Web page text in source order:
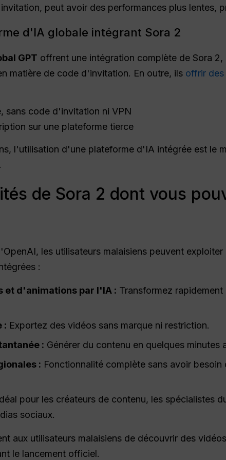
peut avoir des performances plus lentes,
d'IA globale intégrant Sora 2
GPT offrent une intégration complète de Sora
matière de code d'invitation. En outre, ils offrir des
sans code d'invitation ni VPN
sur une plateforme tierce
l'utilisation d'une plateforme d'IA intégrée est le
de Sora 2 dont vous
les utilisateurs malaisiens peuvent
:
et d'animations par l'IA : Transformez
: Exportez des vidéos sans marque ni restriction.
: Générer du contenu en quelques minutes
: Fonctionnalité complète sans avoir besoin
pour les créateurs de contenu, les spécialistes
sociaux.
aux utilisateurs malaisiens de découvrir des
le lancement officiel.